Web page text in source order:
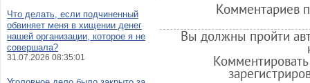
Комментариев
Вы должны пройти
Что делать, если подчиненный
обвиняет меня в хищении денег
нашей организации, которое я не
совершала?
31.07.2026 08:35:01